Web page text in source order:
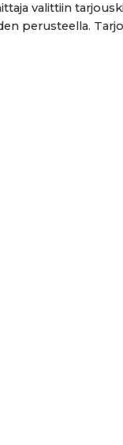
valittiin
perusteella.